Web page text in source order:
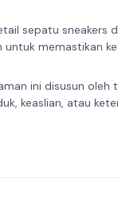
sepatu
memastikan
ini disusun
keaslian, atau